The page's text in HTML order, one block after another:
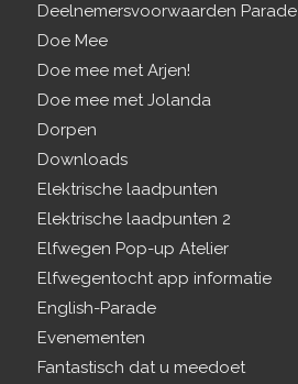
Deelnemersvoorwaarden Parade
Doe Mee
Doe mee met Arjen!
Doe mee met Jolanda
Dorpen
Downloads
Elektrische laadpunten
Elektrische laadpunten 2
Elfwegen Pop-up Atelier
Elfwegentocht app informatie
English-Parade
Evenementen
Fantastisch dat u meedoet